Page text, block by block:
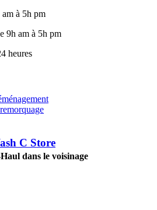
à 5h pm
9h am à 5h pm
heures
C Store
dans le voisinage